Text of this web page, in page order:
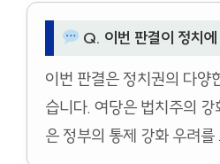
Q. 이번 판결이 정치
이번 판결은 정치권의 다양
습니다. 여당은 법치주의
은 정부의 통제 강화 우려